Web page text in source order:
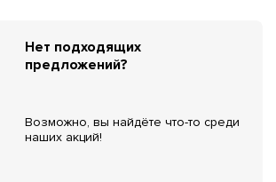
Нет подходящих
предложений?
Возможно, вы найдёте что-то среди
наших акций!